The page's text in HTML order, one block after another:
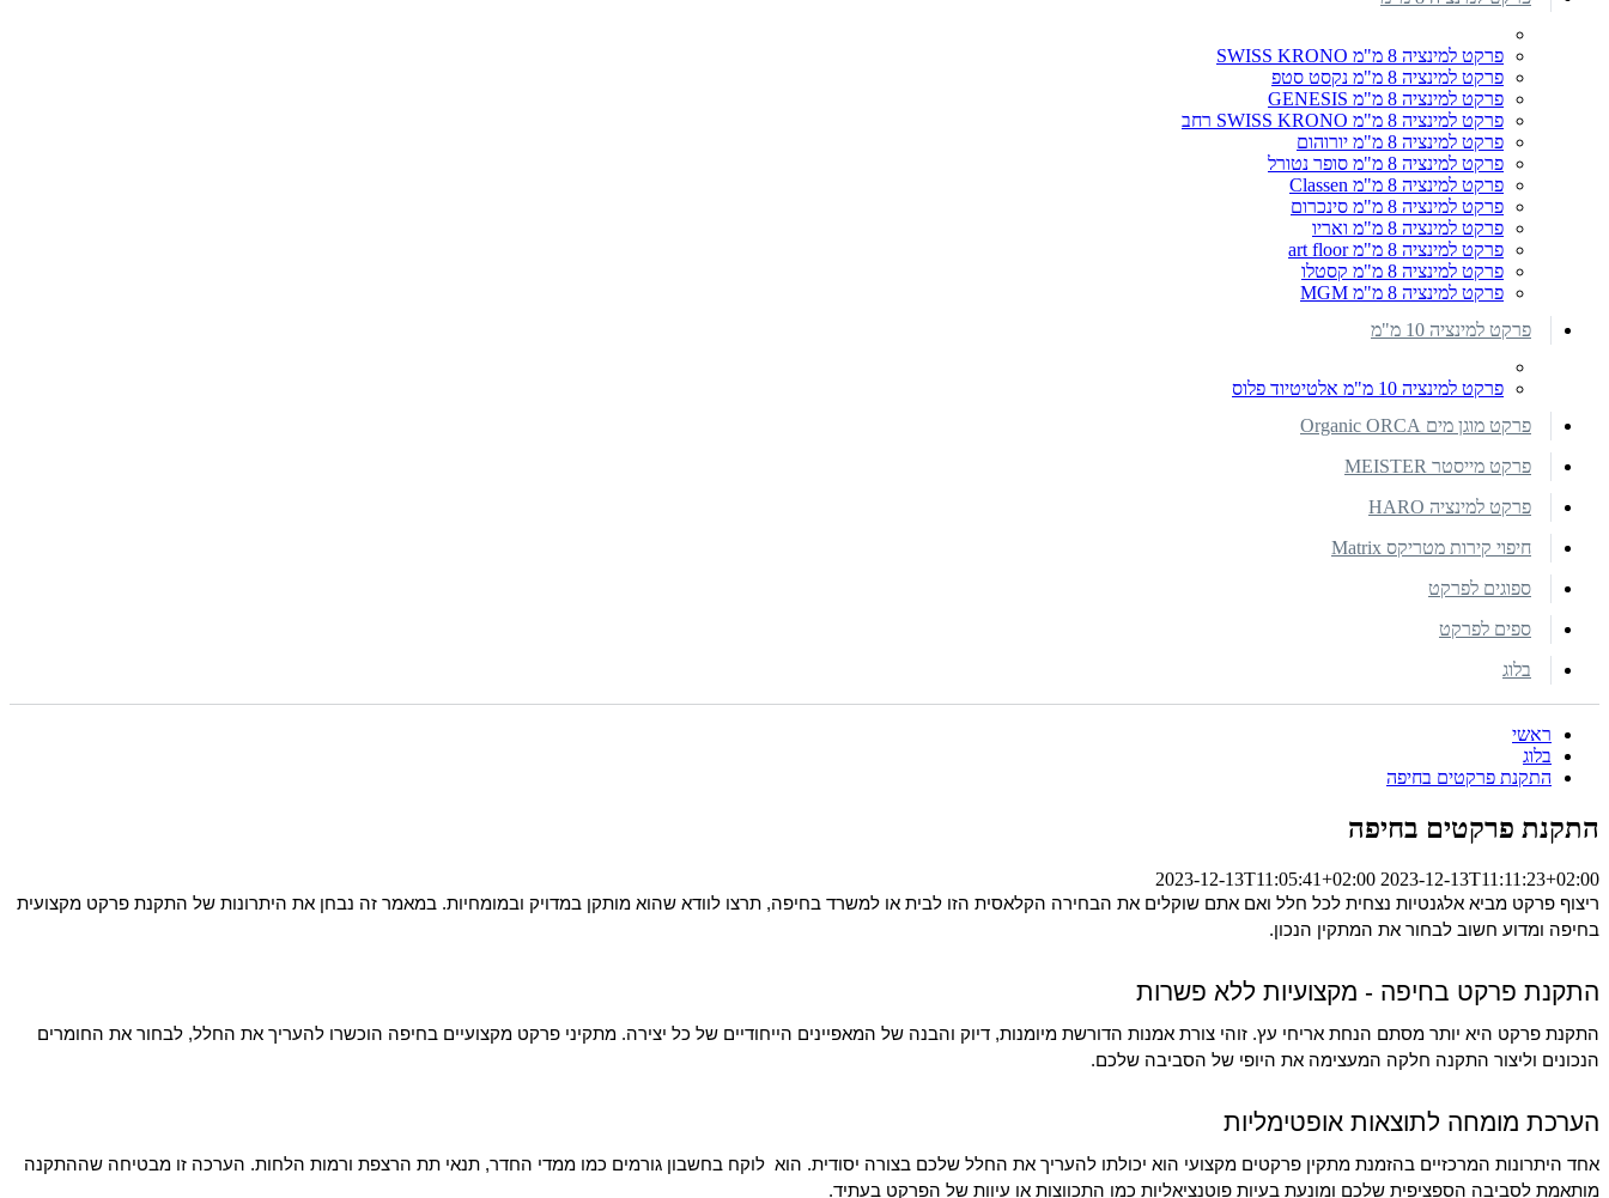
פרקט למינציה 8 מ"מ SWISS KRONO
פרקט למינציה 8 מ"מ נקסט סטפ
פרקט למינציה 8 מ"מ GENESIS
פרקט למינציה 8 מ"מ SWISS KRONO רחב
פרקט למינציה 8 מ"מ יורוהום
פרקט למינציה 8 מ"מ סופר נטורל
פרקט למינציה 8 מ"מ Classen
פרקט למינציה 8 מ"מ סינכרום
פרקט למינציה 8 מ"מ ואריו
פרקט למינציה 8 מ"מ art floor
פרקט למינציה 8 מ"מ קסטלו
פרקט למינציה 8 מ"מ MGM
פרקט למינציה 10 מ"מ
פרקט למינציה 10 מ"מ אלטיטיוד פלוס
פרקט מוגן מים Organic ORCA
פרקט מייסטר MEISTER
פרקט למינציה HARO
חיפוי קירות מטריקס Matrix
ספוגים לפרקט
ספים לפרקט
בלוג
ראשי
בלוג
התקנת פרקטים בחיפה
התקנת פרקטים בחיפה
2023-12-13T11:05:41+02:00 2023-12-13T11:11:23+02:00
ריצוף פרקט מביא אלגנטיות נצחית לכל חלל ואם אתם שוקלים את הבחירה הקלאסית הזו לבית או למשרד בחיפה, תרצו לוודא שהוא מותקן במדויק ובמומחיות. במאמר זה נבחן את היתרונות של התקנת פרקט מקצועית
בחיפה ומדוע חשוב לבחור את המתקין הנכון.
התקנת פרקט בחיפה - מקצועיות ללא פשרות
התקנת פרקט היא יותר מסתם הנחת אריחי עץ. זוהי צורת אמנות הדורשת מיומנות, דיוק והבנה של המאפיינים הייחודיים של כל יצירה. מתקיני פרקט מקצועיים בחיפה הוכשרו להעריך את החלל, לבחור את החומרים
הנכונים וליצור התקנה חלקה המעצימה את היופי של הסביבה שלכם.
הערכת מומחה לתוצאות אופטימליות
אחד היתרונות המרכזיים בהזמנת מתקין פרקטים מקצועי הוא יכולתו להעריך את החלל שלכם בצורה יסודית. הוא לוקח בחשבון גורמים כמו ממדי החדר, תנאי תת הרצפת ורמות הלחות. הערכה זו מבטיחה שההתקנה
מותאמת לסביבה הספציפית שלכם ומונעת בעיות פוטנציאליות כמו התכווצות או עיוות של הפרקט בעתיד.